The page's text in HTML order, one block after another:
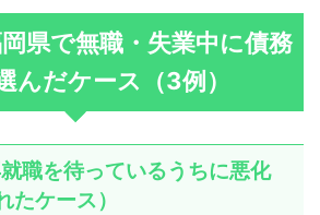
岡県で無職・失業中に債務
んだケース（3例）
職を待っているうちに悪化
たケース）